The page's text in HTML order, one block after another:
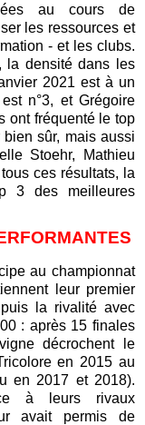
au cours de
les ressources et
- et les clubs.
la densité dans les
2021 est à un
n°3, et Grégoire
ont fréquenté le top
sûr, mais aussi
Stoehr, Mathieu
ces résultats, la
3 des meilleures
au championnat
leur premier
la rivalité avec
: après 15 finales
décrochent le
en 2015 au
en 2017 et 2018).
à leurs rivaux
avait permis de